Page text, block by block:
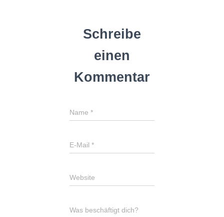
Schreibe
einen
Kommentar
Name *
E-Mail *
Website
Was beschäftigt dich?